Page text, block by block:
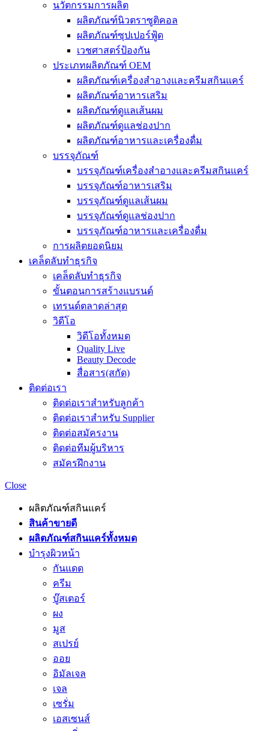
นวัตกรรมการผลิต
ผลิตภัณฑ์นิวตราซูติคอล
ผลิตภัณฑ์ซุปเปอร์ฟู้ด
เวชศาสตร์ป้องกัน
ประเภทผลิตภัณฑ์ OEM
ผลิตภัณฑ์เครื่องสำอางและครีมสกินแคร์
ผลิตภัณฑ์อาหารเสริม
ผลิตภัณฑ์ดูแลเส้นผม
ผลิตภัณฑ์ดูแลช่องปาก
ผลิตภัณฑ์อาหารและเครื่องดื่ม
บรรจุภัณฑ์
บรรจุภัณฑ์เครื่องสำอางและครีมสกินแคร์
บรรจุภัณฑ์อาหารเสริม
บรรจุภัณฑ์ดูแลเส้นผม
บรรจุภัณฑ์ดูแลช่องปาก
บรรจุภัณฑ์อาหารและเครื่องดื่ม
การผลิตยอดนิยม
เคล็ดลับทำธุรกิจ
เคล็ดลับทำธุรกิจ
ขั้นตอนการสร้างแบรนด์
เทรนด์ตลาดล่าสุด
วิดีโอ
วิดีโอทั้งหมด
Quality Live
Beauty Decode
สื่อสาร(สกัด)
ติดต่อเรา
ติดต่อเราสำหรับลูกค้า
ติดต่อเราสำหรับ Supplier
ติดต่อสมัครงาน
ติดต่อทีมผู้บริหาร
สมัครฝึกงาน
Close
ผลิตภัณฑ์สกินแคร์
สินค้าขายดี
ผลิตภัณฑ์สกินแคร์ทั้งหมด
บำรุงผิวหน้า
กันแดด
ครีม
บู๊สเตอร์
ผง
มูส
สเปรย์
ออย
อิมัลเจล
เจล
เซรั่ม
เอสเซนส์